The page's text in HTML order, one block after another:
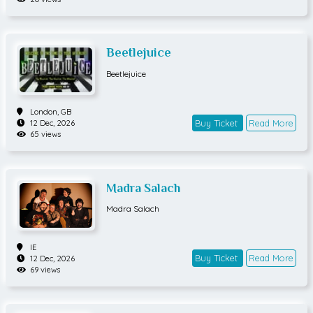
Beetlejuice
Beetlejuice
London, GB
12 Dec, 2026
65 views
Buy Ticket Read More
Madra Salach
Madra Salach
IE
12 Dec, 2026
69 views
Buy Ticket Read More